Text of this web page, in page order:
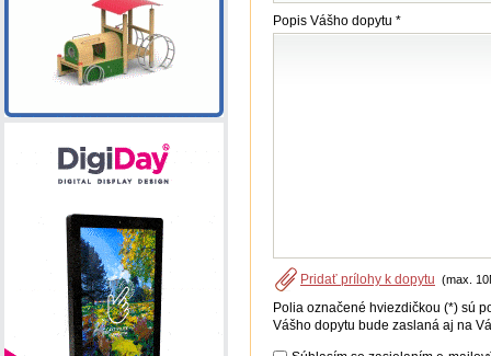
Popis Vášho dopytu *
Pridať prílohy k dopytu (max.
Polia označené hviezdičkou (*) sú
Vášho dopytu bude zaslaná aj na